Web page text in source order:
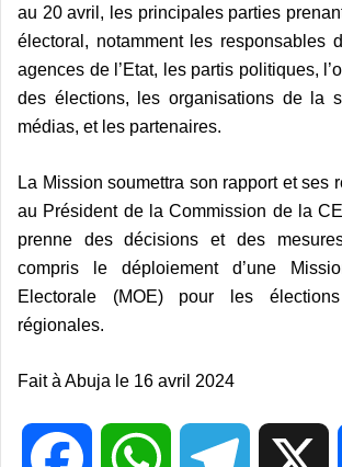
au 20 avril, les principales parties
électoral, notamment les responsables
agences de l’Etat, les partis politiques,
des élections, les organisations de la
médias, et les partenaires.
La Mission soumettra son rapport et ses
au Président de la Commission de la
prenne des décisions et des
compris le déploiement d’une
Electorale (MOE) pour les
régionales.
Fait à Abuja le 16 avril 2024